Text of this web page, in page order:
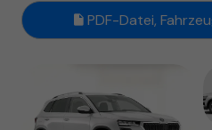
PDF-Datei,